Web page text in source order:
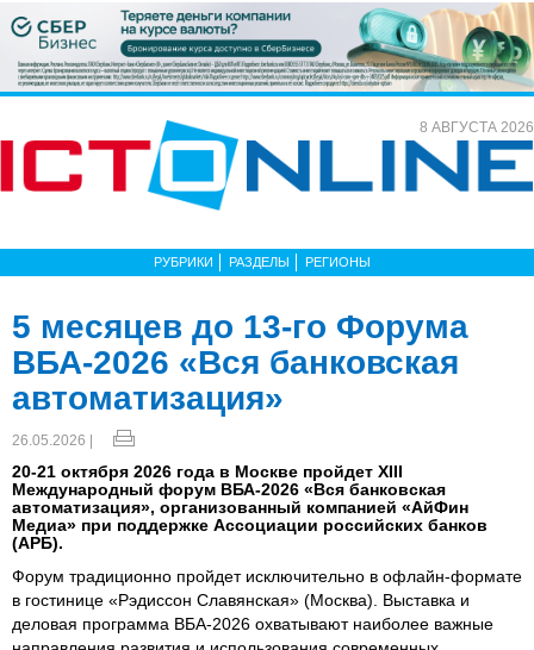
8 АВГУСТА 2026
РУБРИКИ РАЗДЕЛЫ РЕГИОНЫ
5 месяцев до 13-го Форума
ВБА-2026 «Вся банковская
автоматизация»
26.05.2026 |
20-21 октября 2026 года в Москве пройдет XIII
Международный форум ВБА-2026 «Вся банковская
автоматизация», организованный компанией «АйФин
Медиа» при поддержке Ассоциации российских банков
(АРБ).
Форум традиционно пройдет исключительно в офлайн-формате
в гостинице «Рэдиссон Славянская» (Москва). Выставка и
деловая программа ВБА-2026 охватывают наиболее важные